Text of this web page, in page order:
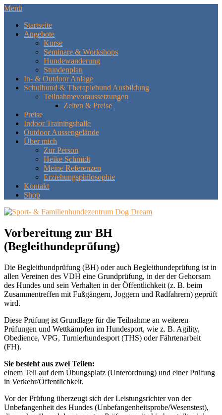
Menü
Startseite
Angebote
Kurse
Seminare & Workshops
Hundewanderung
Stundenplan
In- & Outdoor Anlage
Schulhund & Therapiehund Ausbildung
Teilnahmevoraussetzungen
Zeiten & Preise
Preise
Indoor Trainingshalle
Outdoor Aussengelände
Über mich
Zur Person
Heike Schmidt
Meine Referenzen
Erziehungsphilosophie
Kontakt
Shop
Vorbereitung zur BH
(Begleithundeprüfung)
Die Begleithundprüfung (BH) oder auch Begleithundeprüfung ist in
allen Vereinen des VDH eine Grundprüfung, in der der Gehorsam
des Hundes und sein Verhalten in der Öffentlichkeit (z. B. beim
Zusammentreffen mit Fußgängern, Joggern und Radfahrern) geprüft
wird.
Diese Prüfung ist Grundlage für die Teilnahme an weiteren
Prüfungen und Wettkämpfen im Hundesport, wie z. B. Agility,
Obedience, VPG, Turnierhundesport (THS) oder Fährtenarbeit
(FH).
Sie besteht aus zwei Teilen:
einem Teil auf dem Übungsplatz (Unterordnung) und einer Prüfung
in Verkehr/Öffentlichkeit.
Vor der Prüfung überzeugt sich der Leistungsrichter von der
Unbefangenheit des Hundes (Unbefangenheitsprobe/Wesenstest),